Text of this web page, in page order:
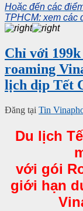
Hoặc đến các
TPHCM: xem các
Chỉ với
roaming
lịch dịp Tết
Đăng tại Tin
Du lịch
với gói
giới hạn